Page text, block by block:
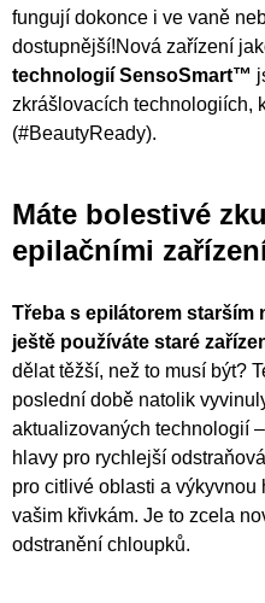
fungují dokonce i ve vaně
dostupnější!Nová zařízení
technologií SensoSmart™
zkrášlovacích technologiích,
(#BeautyReady).
Máte bolestivé
epilačními
Třeba s epilátorem starším
ještě používáte staré
dělat těžší, než to musí být?
poslední době natolik
aktualizovaných technologií
hlavy pro rychlejší
pro citlivé oblasti a
vašim křivkám. Je to zcela
odstranění chloupků.